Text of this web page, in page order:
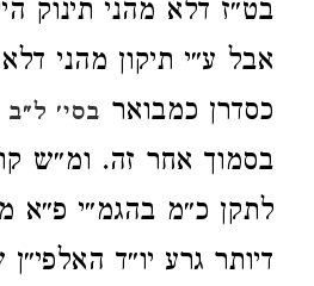
בט״ז דלא מהני תינוק
אבל ע״י תיקון מהני
כסדרן כמבואר בסי׳
בסמוך אחר זה. ומ״ש
לתקן כ״מ בהגמ״י פ״א
דיותר גרע יו״ד האלפי״ן